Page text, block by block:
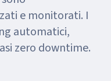
e monitorati. I
automatici,
zero downtime.